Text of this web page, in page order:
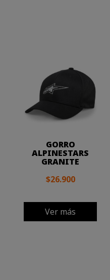
GORRO
ALPINESTARS
GRANITE
$26.900
Ver más